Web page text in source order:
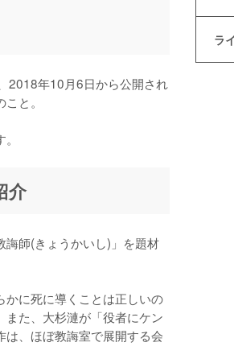
2018年10月6日から公開され
と。
介
師(きょうかいし)」を題材
かに死に導くことは正しいの
た、大杉漣が「役者にケン
、ほぼ教誨室で展開する会
ラ